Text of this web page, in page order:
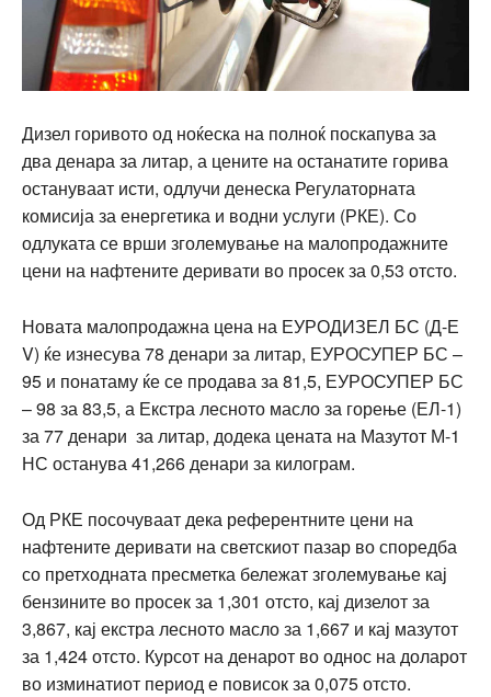
Дизел горивото од ноќеска на полноќ поскапува за
два денара за литар, а цените на останатите горива
остануваат исти, одлучи денеска Регулаторната
комисија за енергетика и водни услуги (РКЕ). Со
одлуката се врши зголемување на малопродажните
цени на нафтените деривати во просек за 0,53 отсто.
Новата малопродажна цена на ЕУРОДИЗЕЛ БС (Д-Е
V) ќе изнесува 78 денари за литар, ЕУРОСУПЕР БС –
95 и понатаму ќе се продава за 81,5, ЕУРОСУПЕР БС
– 98 за 83,5, а Екстра лесното масло за горење (ЕЛ-1)
за 77 денари за литар, додека цената на Мазутот М-1
НС останува 41,266 денари за килограм.
Од РКЕ посочуваат дека референтните цени на
нафтените деривати на светскиот пазар во споредба
со претходната пресметка бележат зголемување кај
бензините во просек за 1,301 отсто, кај дизелот за
3,867, кај екстра лесното масло за 1,667 и кај мазутот
за 1,424 отсто. Курсот на денарот во однос на доларот
во изминатиот период е повисок за 0,075 отсто.